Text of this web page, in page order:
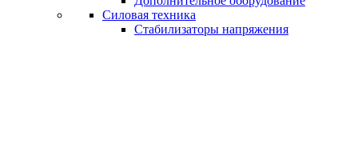
Силовая техника
Стабилизаторы напряжения